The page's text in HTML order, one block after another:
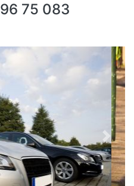
75 083
Next